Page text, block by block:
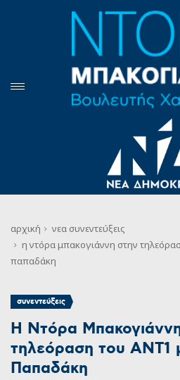
αρχική νεα συνεντεύξεις
η ντόρα μπακογιάννη στην
παπαδάκη
συνεντεύξεις
Η Ντόρα
τηλεόραση του ΑΝΤ1
Παπαδάκη